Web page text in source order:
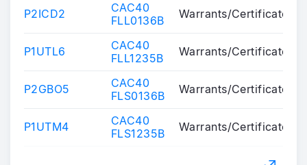
P2ICD2
CAC40
FLL0136B
Warrants/Certificates
P1UTL6
CAC40
FLL1235B
Warrants/Certificates
P2GBO5
CAC40
FLS0136B
Warrants/Certificates
P1UTM4
CAC40
FLS1235B
Warrants/Certificates